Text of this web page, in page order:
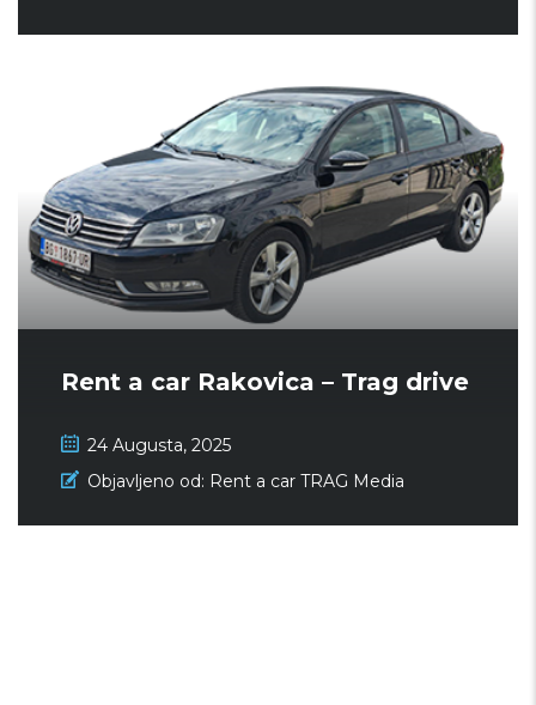
Rent a car Rakovica – Trag drive
24 Augusta, 2025
Objavljeno od: Rent a car TRAG Media